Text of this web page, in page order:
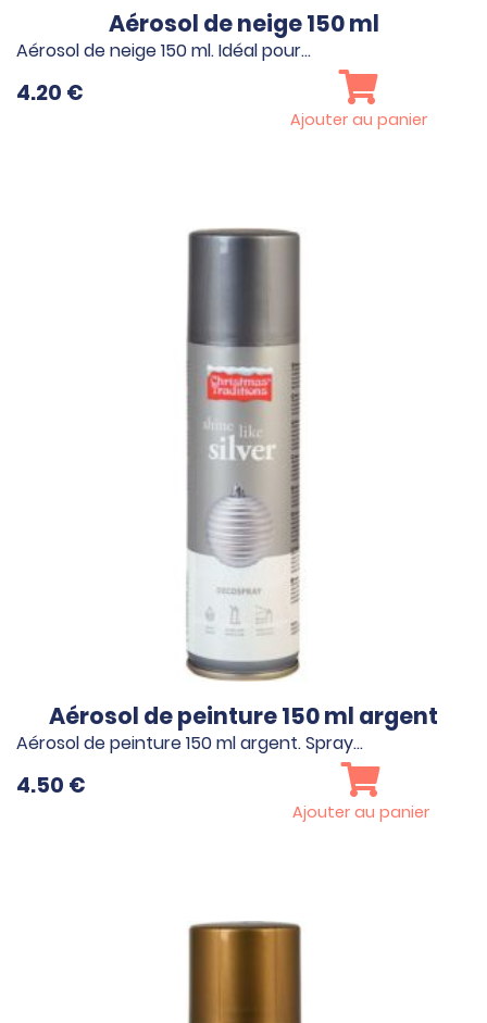
Aérosol de neige 150 ml
Aérosol de neige 150 ml. Idéal pour…
4.20 €
Ajouter au panier
Aérosol de peinture 150 ml argent
Aérosol de peinture 150 ml argent. Spray…
4.50 €
Ajouter au panier